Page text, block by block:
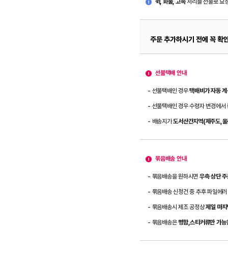
퀵, 화물, 고속처리를 선불로 요
주문 추가하시기 전에 꼭 확
선불택배 안내
- 선불택배인 경우택배비가 자동
- 선불택배인 경우 수령자 변경에서
- 배송지가도서산간지역(제주도,
묶음배송 안내
- 묶음배송을 원하시면 우측 상단
- 묶음배송 신청건 중 추후 파일에
- 묶음배송시 제조 공정상제일 마
- 묶음배송은 명함,스티커류만 가능